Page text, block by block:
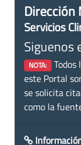
Dirección
Servicios
Siguenos
NOTA: Todos
este Portal
se solicita
como la